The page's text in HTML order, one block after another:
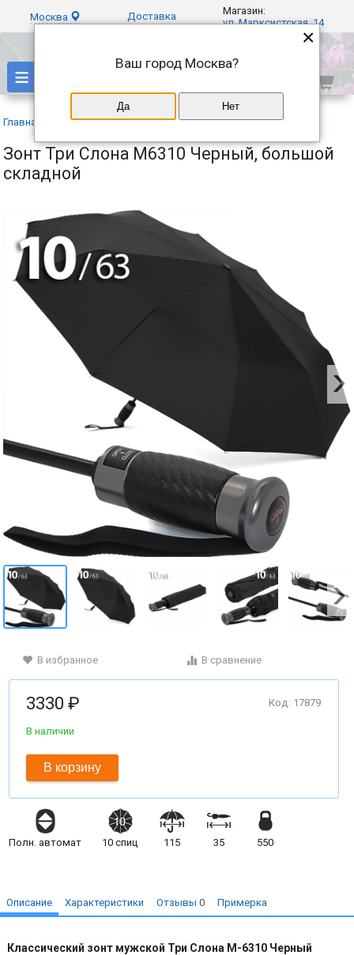
Москва Доставка
Магазин:
ул. Марксистская, 14
≡
Главная Каталог» Три слона»
Зонт Три Слона M6310 Черный, большой
складной
В избранное В сравнение
Код: 17879
3330 ₽
В наличии
В корзину
Полн. автомат 10 спиц 115 35 550
Описание
Классический зонт мужской Три Слона M-6310 Черный
Характеристики Отзывы0 Примерка
×
Ваш город Москва?
Да Нет